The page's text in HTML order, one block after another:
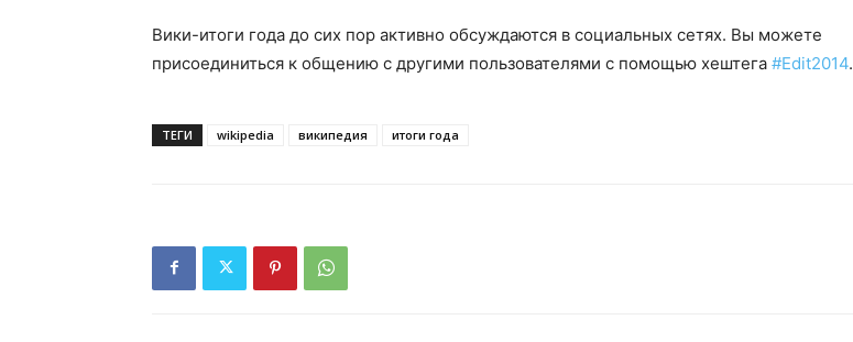
Вики-итоги года до сих пор активно обсуждаются в социальных сетях. Вы можете
присоединиться к общению с другими пользователями с помощью хештега #Edit2014.
ТЕГИ wikipedia википедия итоги года